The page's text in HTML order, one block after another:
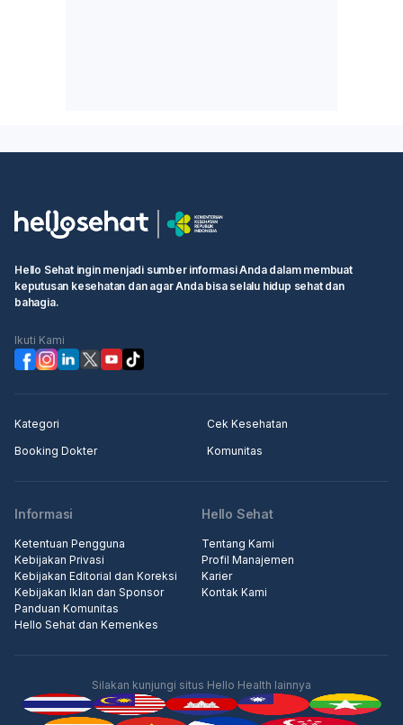
Hello Sehat ingin menjadi sumber informasi Anda dalam membuat
keputusan kesehatan dan agar Anda bisa selalu hidup sehat dan
bahagia.
Ikuti Kami
Kategori
Cek Kesehatan
Booking Dokter
Komunitas
Informasi
Ketentuan Pengguna
Kebijakan Privasi
Kebijakan Editorial dan Koreksi
Kebijakan Iklan dan Sponsor
Panduan Komunitas
Hello Sehat dan Kemenkes
Hello Sehat
Tentang Kami
Profil Manajemen
Karier
Kontak Kami
Silakan kunjungi situs Hello Health lainnya